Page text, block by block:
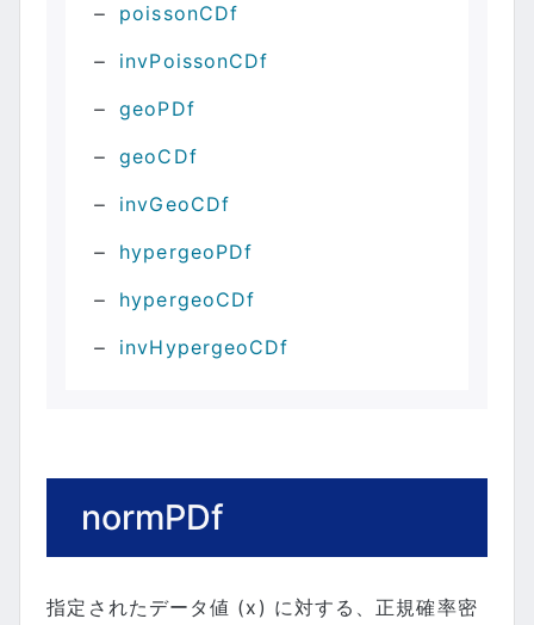
poissonCDf
invPoissonCDf
geoPDf
geoCDf
invGeoCDf
hypergeoPDf
hypergeoCDf
invHypergeoCDf
normPDf
指定されたデータ値 (x) に対する、正規確率密